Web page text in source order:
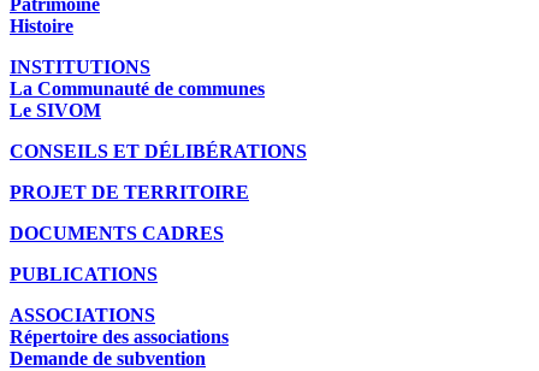
Patrimoine
Histoire
INSTITUTIONS
La Communauté de communes
Le SIVOM
CONSEILS ET DÉLIBÉRATIONS
PROJET DE TERRITOIRE
DOCUMENTS CADRES
PUBLICATIONS
ASSOCIATIONS
Répertoire des associations
Demande de subvention